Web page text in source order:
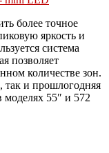
более точное
яркость и
система
позволяет
количестве зон.
так и прошлогодняя
55″ и 572